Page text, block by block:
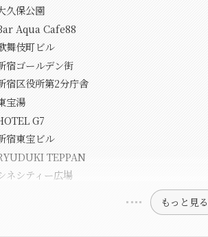
久保公園
Aqua Cafe88
舞伎町ビル
宿ゴールデン街
宿区役所第2分庁舎
宝湯
G7
宿東宝ビル
TEPPAN
ネシティー広場
もっと見る